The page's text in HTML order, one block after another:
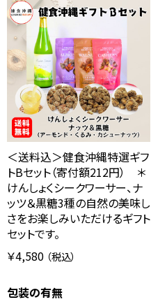
＜送料込＞健食沖縄特選ギフ
トBセット（寄付額212円） ＊
けんしょくシークワーサー、ナ
ッツ＆黒糖3種の自然の美味し
さをお楽しみいただけるギフト
セットです。
￥4,580 （税込）
包装の有無